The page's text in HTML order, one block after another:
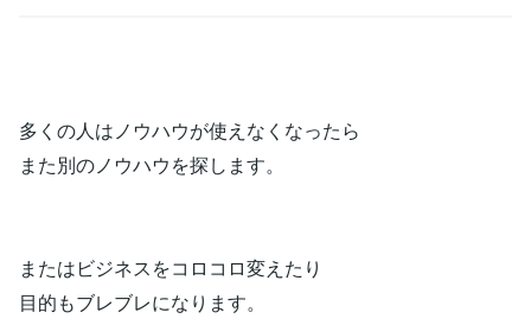
多くの人はノウハウが使えなくなったら
また別のノウハウを探します。
またはビジネスをコロコロ変えたり
目的もブレブレになります。